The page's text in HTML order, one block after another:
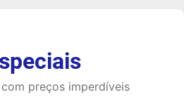
preços imperdíveis